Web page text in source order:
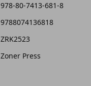
978-80-7413-681-8
9788074136818
ZRK2523
Zoner Press